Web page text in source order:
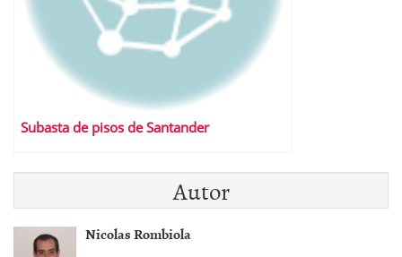
Subasta de pisos de Santander
Autor
Nicolas Rombiola